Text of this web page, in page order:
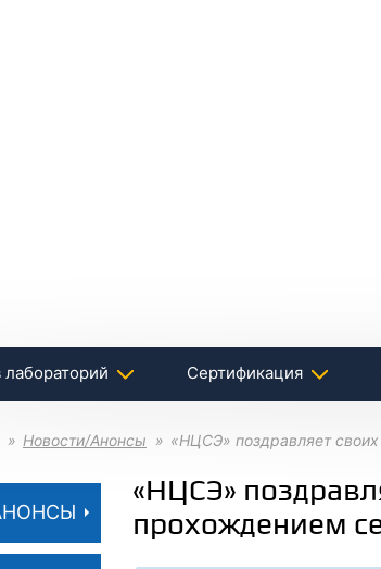
Сертификация
Новости/Анонсы «НЦСЭ» поздравляет
«НЦСЭ»
прохождением